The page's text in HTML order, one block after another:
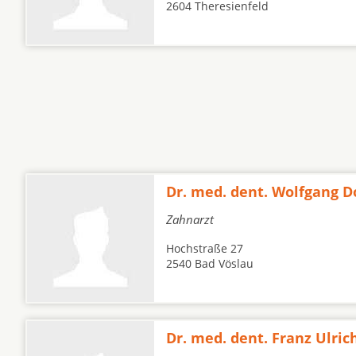
2604 Theresienfeld
Dr. med. dent. Wolfgang
Zahnarzt
Hochstraße 27
2540 Bad Vöslau
Dr. med. dent. Franz